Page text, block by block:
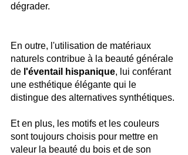
dégrader.
En outre, l'utilisation de matériaux
naturels contribue à la beauté générale
de l'éventail hispanique, lui conférant
une esthétique élégante qui le
distingue des alternatives synthétiques.
Et en plus, les motifs et les couleurs
sont toujours choisis pour mettre en
valeur la beauté du bois et de son